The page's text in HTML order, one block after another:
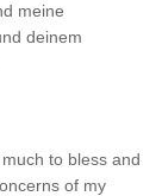
meine
deinem
to bless and
of my